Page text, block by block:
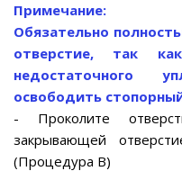
Примечание:
Обязательно
отверстие, так
недостаточного
освободить
- Проколите
закрывающей
(Процедура B)